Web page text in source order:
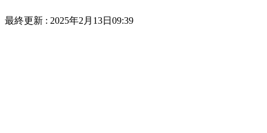
最終更新 : 2025年2月13日09:39